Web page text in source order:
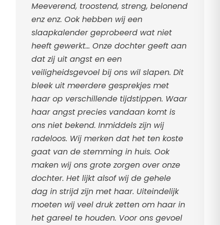
Meeverend, troostend, streng, belonend
enz enz. Ook hebben wij een
slaapkalender geprobeerd wat niet
heeft gewerkt… Onze dochter geeft aan
dat zij uit angst en een
veiligheidsgevoel bij ons wil slapen. Dit
bleek uit meerdere gesprekjes met
haar op verschillende tijdstippen. Waar
haar angst precies vandaan komt is
ons niet bekend. Inmiddels zijn wij
radeloos. Wij merken dat het ten koste
gaat van de stemming in huis. Ook
maken wij ons grote zorgen over onze
dochter. Het lijkt alsof wij de gehele
dag in strijd zijn met haar. Uiteindelijk
moeten wij veel druk zetten om haar in
het gareel te houden. Voor ons gevoel